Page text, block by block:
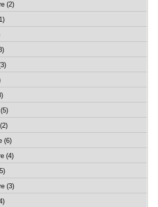
(2)
(6)
(4)
(3)